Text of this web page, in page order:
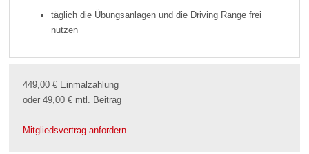
täglich die Übungsanlagen und die Driving Range frei
nutzen
449,00 € Einmalzahlung
oder 49,00 € mtl. Beitrag
Mitgliedsvertrag anfordern